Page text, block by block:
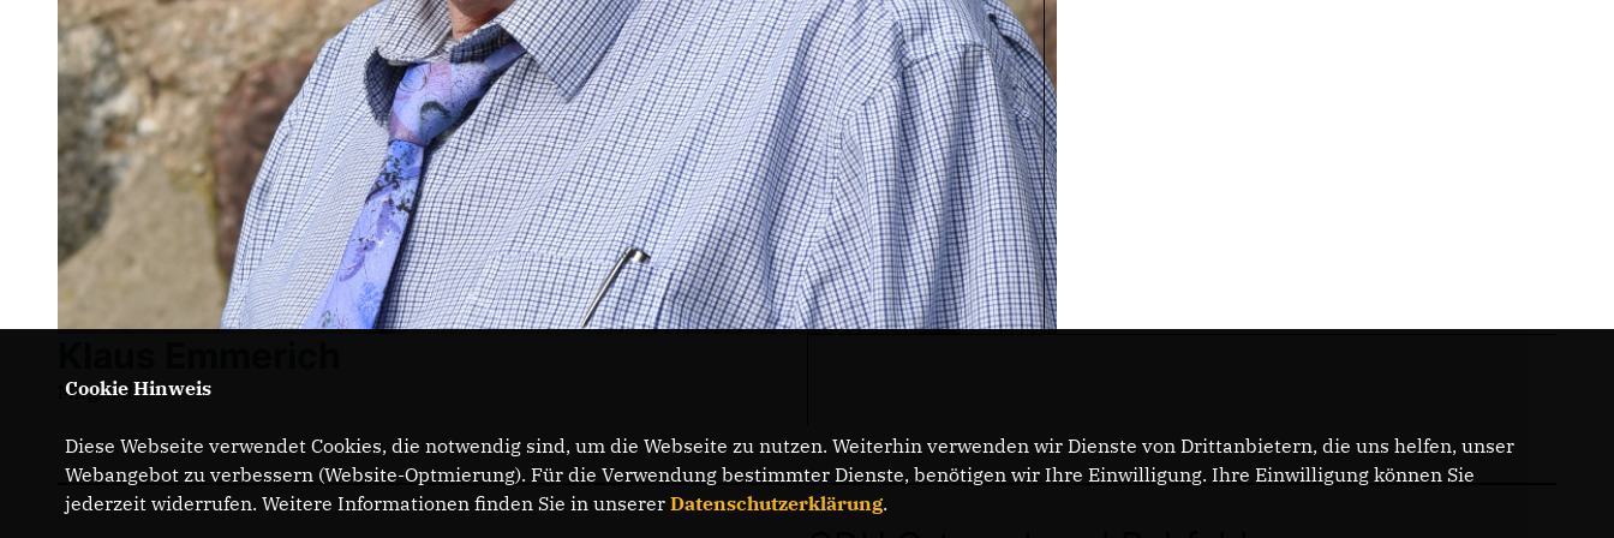
Mitglied
Cookie Hinweis
Diese Webseite verwendet Cookies, die notwendig sind, um die Webseite zu nutzen. Weiterhin verwenden wir Dienste von Drittanbietern, die uns helfen, unser
Webangebot zu verbessern (Website-Optmierung). Für die Verwendung bestimmter Dienste, benötigen wir Ihre Einwilligung. Ihre Einwilligung können Sie
jederzeit widerrufen. Weitere Informationen finden Sie in unserer Datenschutzerklärung.